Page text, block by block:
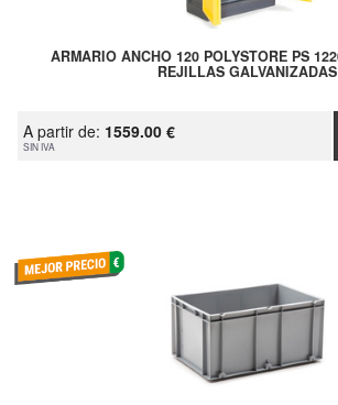
ARMARIO ANCHO 120 POLYSTORE PS
REJILLAS GALVANIZADAS
A partir de: 1559.00 €
SIN IVA